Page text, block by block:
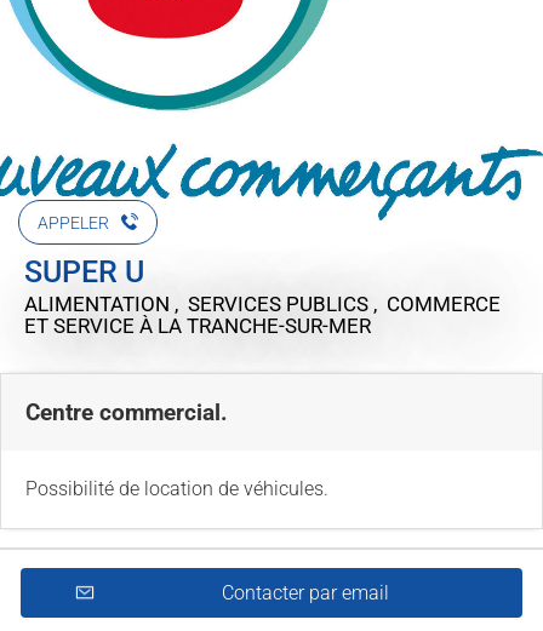
APPELER
SUPER U
ALIMENTATION , SERVICES PUBLICS , COMMERCE
ET SERVICE À LA TRANCHE-SUR-MER
Centre commercial.
Possibilité de location de véhicules.
Contacter par email